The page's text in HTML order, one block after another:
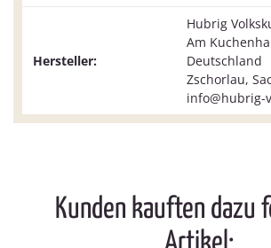
Hersteller:
Hubrig
Am
Deutschland
Zschorlau,
info@hubrig-
Kunden kauften dazu